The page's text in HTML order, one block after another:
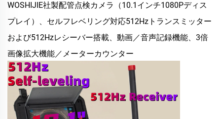
WOSHIJIE社製配管点検カメラ（10.1インチ1080Pディス
プレイ）、セルフレベリング対応512Hzトランスミッター
および512Hzレシーバー搭載、動画／音声記録機能、3倍
画像拡大機能／メーターカウンター